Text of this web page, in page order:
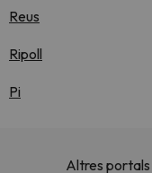
Reus
Ripoll
Pi
Altres portals